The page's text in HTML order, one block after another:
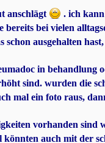
anschlägt
. ich
bei vielen
schon ausgehalten
in behandlung
sind. wurden die
mal ein foto raus,
vorhanden sind
auch mit der